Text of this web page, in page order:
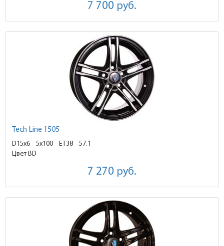
7 700 руб.
Tech Line 1505
D15x6 5x100 ET38
57.1
Цвет BD
7 270 руб.